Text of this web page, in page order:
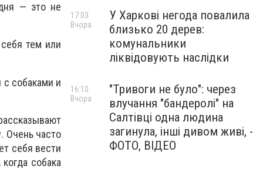
— это не
тем или
с собаками и
Очень часто
себя вести
собака
У Харкові негода повалила
близько 20 дерев:
комунальники
ліквідовують наслідки
17:03
Вчора
"Тривоги не було": через
влучання "бандеролі" на
Салтівці одна людина
загинула, інші дивом живі, -
ФОТО, ВІДЕО
16:10
Вчора